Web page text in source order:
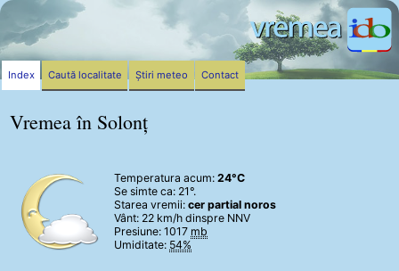
Vremea în Solonț
Temperatura acum: 24°C
Se simte ca: 21°.
Starea vremii: cer partial noros
Vânt: 22 km/h dinspre NNV
Presiune: 1017 mb
Umiditate: 54%
Index Caută localitate Știri meteo Contact